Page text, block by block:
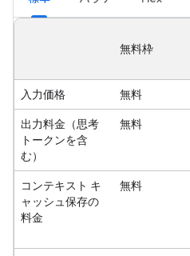
無料枠
入力価格 無料
出力料金（思考
トークンを含
む）
無料
コンテキスト キ
ャッシュ保存の
料金
無料